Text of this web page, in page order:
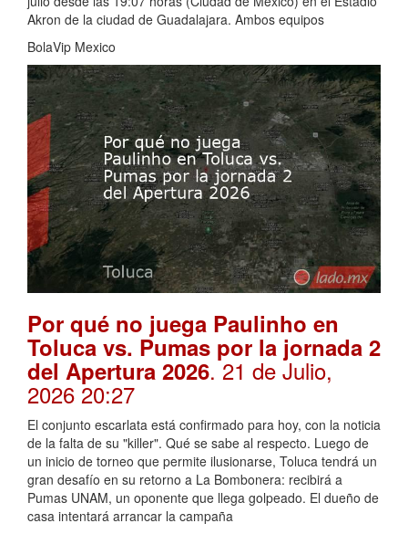
Akron de la ciudad de Guadalajara. Ambos equipos
BolaVip Mexico
Por qué no juega Paulinho en
Toluca vs. Pumas por la jornada 2
del Apertura 2026. 21 de Julio,
2026 20:27
El conjunto escarlata está confirmado para hoy, con la noticia
de la falta de su "killer". Qué se sabe al respecto. Luego de
un inicio de torneo que permite ilusionarse, Toluca tendrá un
gran desafío en su retorno a La Bombonera: recibirá a
Pumas UNAM, un oponente que llega golpeado. El dueño de
casa intentará arrancar la campaña